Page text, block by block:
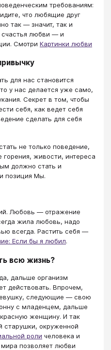
требованиям:
что любящие друг
так — значит, так и
счастья любви — и
Смотри Картинки любви
для нас становится
у нас делается уже само,
Секрет в том, чтобы
себя, как ведет себя
сделать для себя
не только поведение,
живости, интереса
должно стать и
позиция Мы.
Любовь — отражение
жила любовь, надо
всегда. Растить себя —
Если бы я любил.
всю жизнь?
дальше организм
действовать. Впрочем,
следующие — свою
с младенцем, дальше
женщину. И так
старушки, окруженной
роли человека и
позволяет любви